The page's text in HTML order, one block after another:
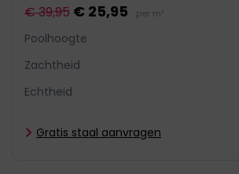
€ 39,95 € 25,95 per m²
Poolhoogte
Zachtheid
Echtheid
Gratis staal aanvragen